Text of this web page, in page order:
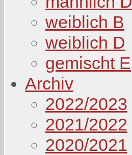
weiblich B
weiblich D
gemischt E
Archiv
2022/2023
2021/2022
2020/2021